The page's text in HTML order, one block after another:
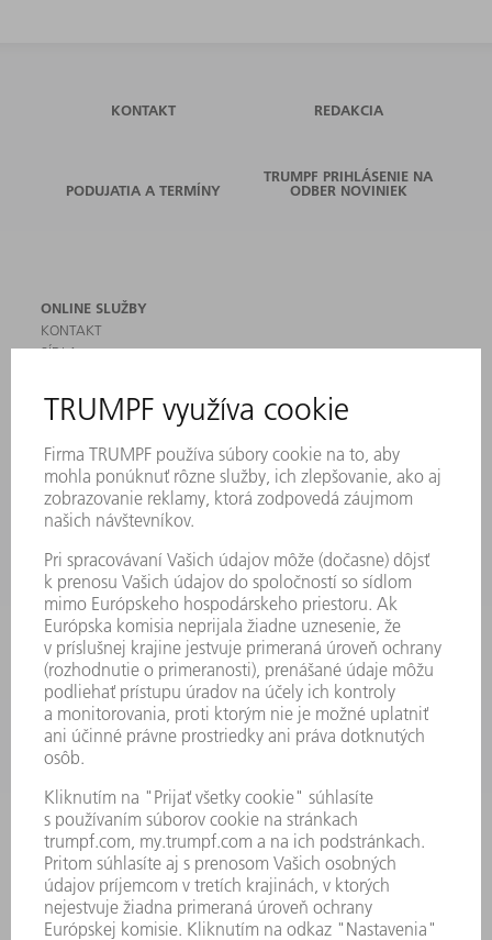
KONTAKT REDAKCIA
PODUJATIA A TERMÍNY
TRUMPF PRIHLÁSENIE NA
ODBER NOVINIEK
ONLINE SLUŽBY
KONTAKT
SÍDLA
PRIHLÁSENIE NA ODBER NOVINIEK
KARTA BEZPEČNOSTNÝCH ÚDAJOV
STROJE & SYSTÉMY
LASER
VÝKONOVÁ ELEKTRONIKA
ELEKTRICKÉ RUČNÉ NÁRADIE
SMART FACTORY
SOFTVÉR
SLUŽBY
APLIKÁCIE
ODVETVIA
PODNIK
KARIÉRA
PONUKY PRACOVNÝCH MIEST
PROFIL FIRMY
PREDSTAVENSTVO
SPRÁVA O HOSPODÁRENÍ
FIREMNÉ PRINCÍPY
ZHODA
SYSTÉM OZNAMOVANIA
SECURITY
TLAČOVÉ SPRÁVY
ČASOPISY
STABILITA